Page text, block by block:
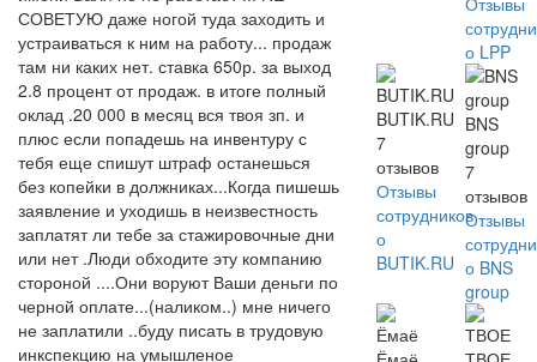
СОВЕТУЮ даже ногой туда заходить и
устраиваться к ним на работу... продаж
там ни каких нет. ставка 650р. за выход
2.8 процент от продаж. в итоге полный
оклад .20 000 в месяц вся твоя зп. и
плюс если попадешь на инвентуру с
тебя еще спишут штраф останешься
без копейки в должниках...Когда пишешь
заявление и уходишь в неизвестность
заплатят ли тебе за стажировочные дни
или нет .Люди обходите эту компанию
стороной ....Они воруют Ваши деньги по
черной оплате...(наликом..) мне ничего
не заплатили ..буду писать в трудовую
инкспекцию на умышленое
о LPP
BUTIK.RU
7
отзывов
Отзывы
сотрудников
о
BUTIK.RU
BNS
group
7
отзывов
Отзывы
о BNS
group